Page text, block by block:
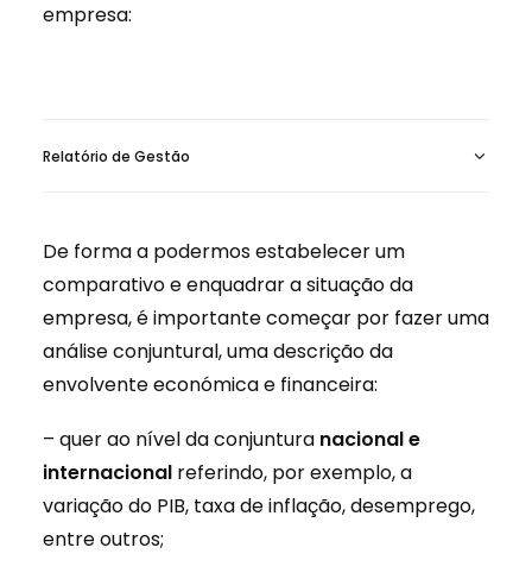
empresa:
Relatório de Gestão
De forma a podermos estabelecer um
comparativo e enquadrar a situação da
empresa, é importante começar por fazer uma
análise conjuntural, uma descrição da
envolvente económica e financeira:
– quer ao nível da conjuntura nacional e
internacional referindo, por exemplo, a
variação do PIB, taxa de inflação, desemprego,
entre outros;